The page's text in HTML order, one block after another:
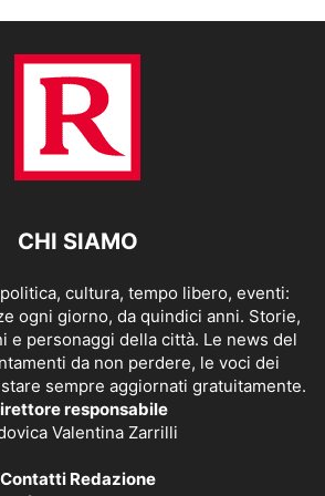
CHI SIAMO
cultura, tempo libero, eventi:
ogni giorno, da quindici anni. Storie,
e personaggi della città. Le news del
da non perdere, le voci dei
sempre aggiornati gratuitamente.
responsabile
Valentina Zarrilli
Contatti Redazione